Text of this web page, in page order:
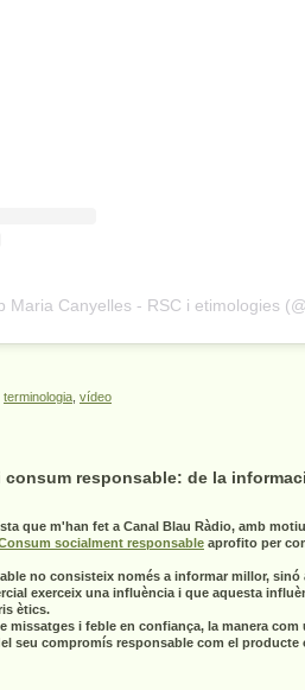
terminologia vídeo
consum responsable: de la
que m'han fet a Canal Blau Ràdio, amb
socialment responsable aprofito per
no consisteix només a informar millor, sinó
exerceix una influència i que aquesta
ètics.
missatges i feble en confiança, la manera com
seu compromís responsable com el producte